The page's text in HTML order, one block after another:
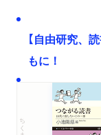
【自由研究、
もに！